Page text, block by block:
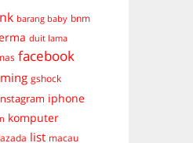
barang baby bnm
duit lama
facebook
gshock
iphone
komputer
list macau